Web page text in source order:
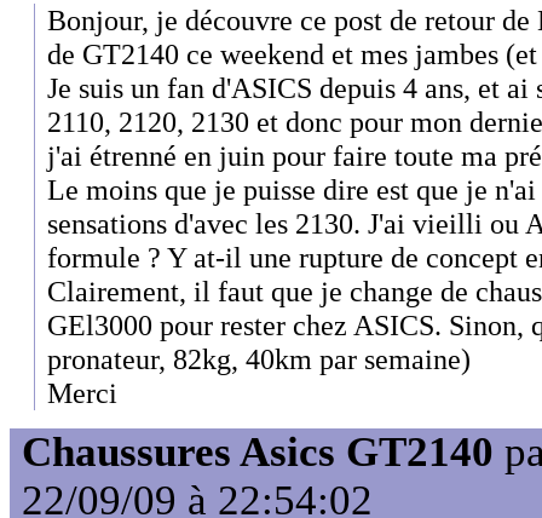
Bonjour, je découvre ce post de retour
de GT2140 ce weekend et mes jambes
Je suis un fan d'ASICS depuis 4 ans, et
2110, 2120, 2130 et donc pour mon
j'ai étrenné en juin pour faire toute ma
Le moins que je puisse dire est que je
sensations d'avec les 2130. J'ai vieilli ou
formule ? Y at-il une rupture de concept
Clairement, il faut que je change de
GEl3000 pour rester chez ASICS. Sinon,
pronateur, 82kg, 40km par semaine)
Merci
Chaussures Asics GT2140
22/09/09 à 22:54:02